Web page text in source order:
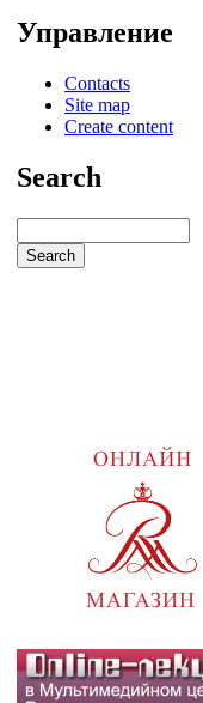
Управление
Contacts
Site map
Create content
Search